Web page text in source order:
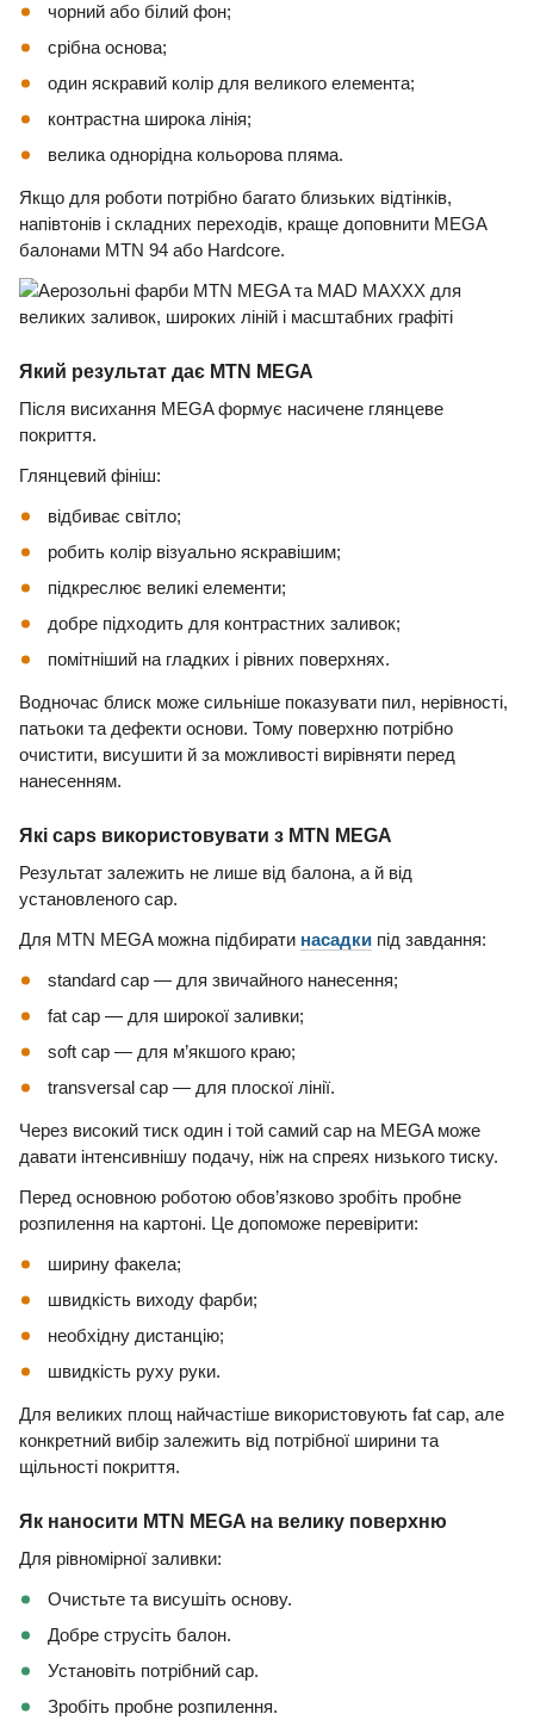
чорний або білий фон;
срібна основа;
один яскравий колір для великого елемента;
контрастна широка лінія;
велика однорідна кольорова пляма.
Якщо для роботи потрібно багато близьких відтінків,
напівтонів і складних переходів, краще доповнити MEGA
балонами MTN 94 або Hardcore.
Який результат дає MTN MEGA
Після висихання MEGA формує насичене глянцеве
покриття.
Глянцевий фініш:
відбиває світло;
робить колір візуально яскравішим;
підкреслює великі елементи;
добре підходить для контрастних заливок;
помітніший на гладких і рівних поверхнях.
Водночас блиск може сильніше показувати пил, нерівності,
патьоки та дефекти основи. Тому поверхню потрібно
очистити, висушити й за можливості вирівняти перед
нанесенням.
Які caps використовувати з MTN MEGA
Результат залежить не лише від балона, а й від
установленого cap.
Для MTN MEGA можна підбирати насадки під завдання:
standard cap — для звичайного нанесення;
fat cap — для широкої заливки;
soft cap — для м’якшого краю;
transversal cap — для плоскої лінії.
Через високий тиск один і той самий cap на MEGA може
давати інтенсивнішу подачу, ніж на спреях низького тиску.
Перед основною роботою обов’язково зробіть пробне
розпилення на картоні. Це допоможе перевірити:
ширину факела;
швидкість виходу фарби;
необхідну дистанцію;
швидкість руху руки.
Для великих площ найчастіше використовують fat cap, але
конкретний вибір залежить від потрібної ширини та
щільності покриття.
Як наносити MTN MEGA на велику поверхню
Для рівномірної заливки:
Очистьте та висушіть основу.
Добре струсіть балон.
Установіть потрібний cap.
Зробіть пробне розпилення.